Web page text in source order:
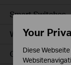
Smart Switches
WLAN-
Glühbirne &
Your
Diese